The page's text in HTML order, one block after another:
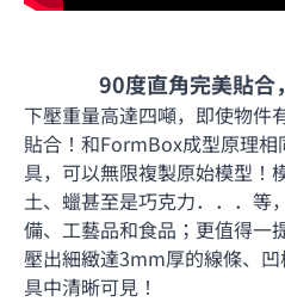
90度直角完美貼合，
下壓重量高達四噸，即使物件
貼合！和FormBox成型原理
具，可以無限複製原始模型！
土、蠟甚至是巧克力．．．等
備、工藝品和食品；更值得一
壓出細緻達3mm厚的線條、
具中清晰可見 ！